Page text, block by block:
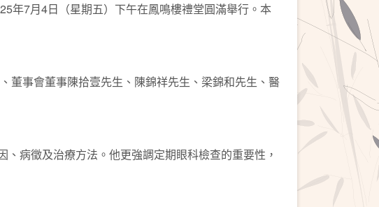
年7月4日（星期五）下午在鳳鳴樓禮堂圓滿舉行。本
董事會董事陳拾壹先生、陳錦祥先生、梁錦和先生、醫
病徵及治療方法。他更強調定期眼科檢查的重要性，